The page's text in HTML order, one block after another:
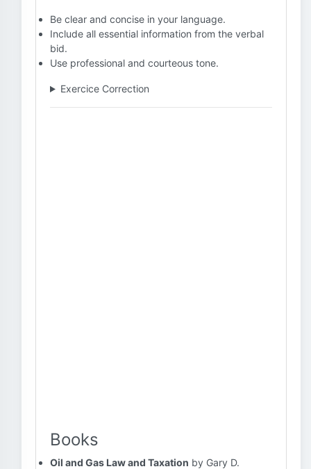
Be clear and concise in your language.
Include all essential information from the verbal
bid.
Use professional and courteous tone.
Exercice Correction
Books
Oil and Gas Law and Taxation by Gary D.